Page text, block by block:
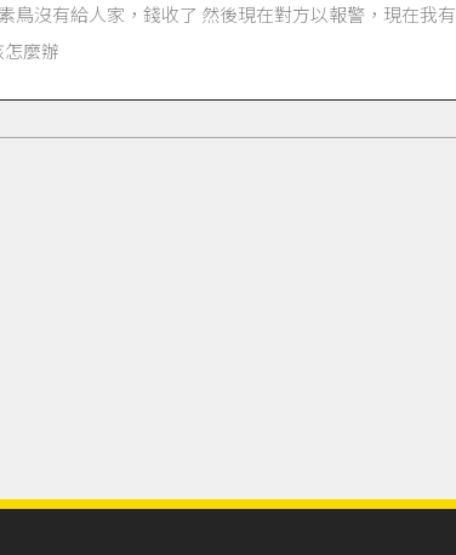
鳥沒有給人家，錢收了 然後現在對方以報警，現在我有
麼辦